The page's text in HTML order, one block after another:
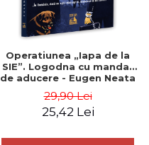
Operatiunea „Iapa de la
SIE”. Logodna cu mandat
de aducere - Eugen Neata
29,90 Lei
25,42 Lei